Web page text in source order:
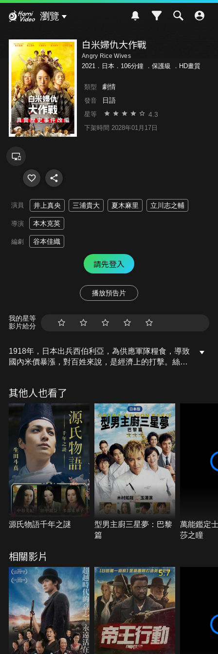
瀏覽
白米婦仇大作戰
Angry Rice Wives
2021．日本．106分鐘 ． 保護級 ．HD畫質
類型 劇情
發音 日語
星等 4.3
下架時間 2028年01月17日
演員 井上真央 三浦貴大 夏木麻里 立川志之輔
導演 本木克英
編劇 谷本佳織
請先登入
播放預告片
我的星等
影片給分
1918年，日本出兵西伯利亞，為供應軍隊糧食，導致
國內米價暴漲，對百姓來說，是經濟上的打擊。絲是
大米送走！」，但富商及當權者根本充耳不聞。絕望
的婦女們於是發起了一場空前絕後的騷動，很快就傳
其他人也看了
源氏物語千年之謎
型男主廚三星夢：巴黎
篇
萬能鑑定
莎之瞳
相關影片
5.7